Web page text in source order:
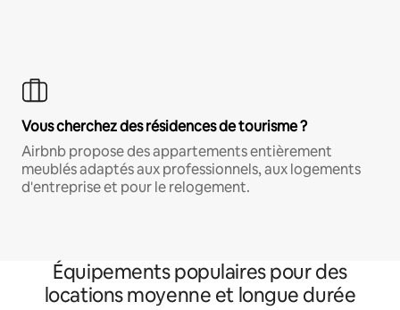
Vous cherchez des résidences de tourisme ?
Airbnb propose des appartements entièrement
meublés adaptés aux professionnels, aux logements
d'entreprise et pour le relogement.
Équipements populaires pour des
locations moyenne et longue durée